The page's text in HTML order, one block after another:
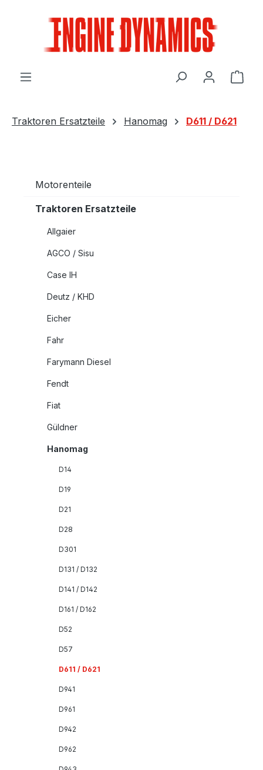
Traktoren Ersatzteile Hanomag D611 / D621
Motorenteile
Traktoren Ersatzteile
Allgaier
AGCO / Sisu
Case IH
Deutz / KHD
Eicher
Fahr
Farymann Diesel
Fendt
Fiat
Güldner
Hanomag
D14
D19
D21
D28
D301
D131 / D132
D141 / D142
D161 / D162
D52
D57
D611 / D621
D941
D961
D942
D962